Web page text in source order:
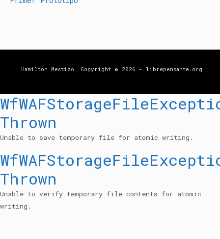
Hamilton Mestizo. Copyright © 2026 - librepensante.org
Thrown
Unable to save temporary file for atomic writing.
Thrown
Unable to verify temporary file contents for atomic
writing.